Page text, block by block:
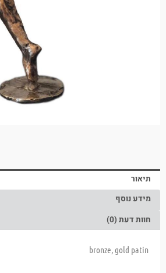
תיאור
מידע נוסף
חוות דעת (0)
bronze, gold patin